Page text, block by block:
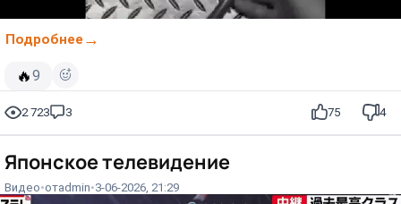
Подробнее
🔥9
2 723 3 75 4
Японское телевидение⁠⁠
Видео отadmin 3-06-2026, 21:29